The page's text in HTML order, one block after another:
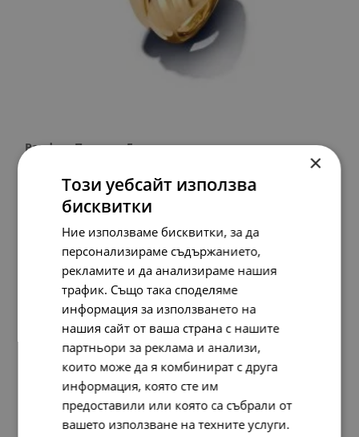
Pandora Пръстен Едно цяло
лв.
×
Този уебсайт използва
бисквитки
Ние използваме бисквитки, за да
персонализираме съдържанието,
рекламите и да анализираме нашия
трафик. Също така споделяме
информация за използването на
нашия сайт от ваша страна с нашите
партньори за реклама и анализи,
които може да я комбинират с друга
информация, която сте им
предоставили или която са събрали от
вашето използване на техните услуги.